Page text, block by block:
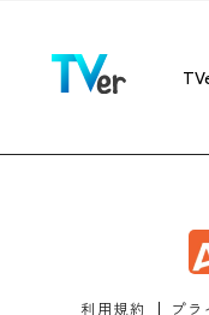
利用規約 プラ